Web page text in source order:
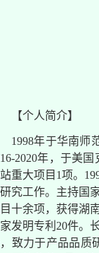
【个人简介】
1998年于华南师
2020年，于美
重大项目1项。
究工作。主持国
十余项，获得湖
家发明专利20件。
致力于产品品质